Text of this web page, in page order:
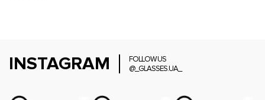
INSTAGRAM
FOLLOW US
@_GLASSES.UA_